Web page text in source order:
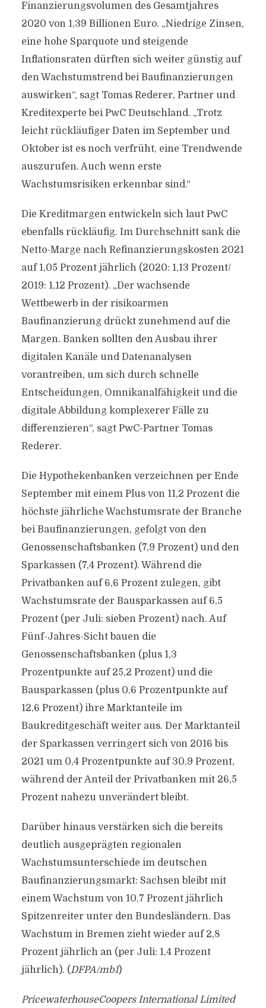
Finanzierungsvolumen des Gesamtjahres
2020 von 1,39 Billionen Euro. „Niedrige Zinsen,
eine hohe Sparquote und steigende
Inflationsraten dürften sich weiter günstig auf
den Wachstumstrend bei Baufinanzierungen
auswirken“, sagt Tomas Rederer, Partner und
Kreditexperte bei PwC Deutschland. „Trotz
leicht rückläufiger Daten im September und
Oktober ist es noch verfrüht, eine Trendwende
auszurufen. Auch wenn erste
Wachstumsrisiken erkennbar sind.“
Die Kreditmargen entwickeln sich laut PwC
ebenfalls rückläufig. Im Durchschnitt sank die
Netto-Marge nach Refinanzierungskosten 2021
auf 1,05 Prozent jährlich (2020: 1,13 Prozent/
2019: 1,12 Prozent). „Der wachsende
Wettbewerb in der risikoarmen
Baufinanzierung drückt zunehmend auf die
Margen. Banken sollten den Ausbau ihrer
digitalen Kanäle und Datenanalysen
vorantreiben, um sich durch schnelle
Entscheidungen, Omnikanalfähigkeit und die
digitale Abbildung komplexerer Fälle zu
differenzieren“, sagt PwC-Partner Tomas
Rederer.
Die Hypothekenbanken verzeichnen per Ende
September mit einem Plus von 11,2 Prozent die
höchste jährliche Wachstumsrate der Branche
bei Baufinanzierungen, gefolgt von den
Genossenschaftsbanken (7,9 Prozent) und den
Sparkassen (7,4 Prozent). Während die
Privatbanken auf 6,6 Prozent zulegen, gibt
Wachstumsrate der Bausparkassen auf 6,5
Prozent (per Juli: sieben Prozent) nach. Auf
Fünf-Jahres-Sicht bauen die
Genossenschaftsbanken (plus 1,3
Prozentpunkte auf 25,2 Prozent) und die
Bausparkassen (plus 0,6 Prozentpunkte auf
12,6 Prozent) ihre Marktanteile im
Baukreditgeschäft weiter aus. Der Marktanteil
der Sparkassen verringert sich von 2016 bis
2021 um 0,4 Prozentpunkte auf 30,9 Prozent,
während der Anteil der Privatbanken mit 26,5
Prozent nahezu unverändert bleibt.
Darüber hinaus verstärken sich die bereits
deutlich ausgeprägten regionalen
Wachstumsunterschiede im deutschen
Baufinanzierungsmarkt: Sachsen bleibt mit
einem Wachstum von 10,7 Prozent jährlich
Spitzenreiter unter den Bundesländern. Das
Wachstum in Bremen zieht wieder auf 2,8
Prozent jährlich an (per Juli: 1,4 Prozent
jährlich). (DFPA/mb1)
PricewaterhouseCoopers International Limited